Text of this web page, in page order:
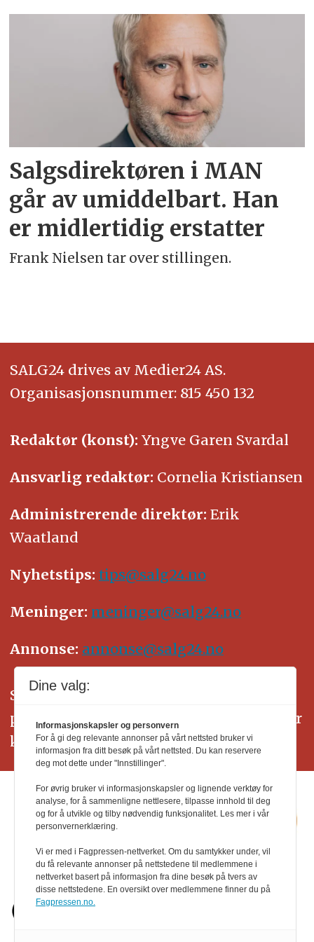
Emne:
Salgsdirektøren i MAN
går av umiddelbart. Han
er midlertidig erstatter
Frank Nielsen tar over stillingen.
SALG24 drives av Medier24 AS.
Organisasjonsnummer: 815 450 132
Redaktør (konst): Yngve Garen Svardal
Ansvarlig redaktør: Cornelia Kristiansen
Administrerende direktør: Erik
Waatland
Nyhetstips: tips@salg24.no
Meninger: meninger@salg24.no
Annonse: annonse@salg24.no
SALG24 arbeider etter Vær Varsom-
plakatens regler for god presseskikk. Her
kan du lese mer omPFUsarbeid.
Dine valg:
Informasjonskapsler og personvern
For å gi deg relevante annonser på vårt nettsted bruker vi
informasjon fra ditt besøk på vårt nettsted. Du kan reservere
deg mot dette under "Innstillinger".
For øvrig bruker vi informasjonskapsler og lignende verktøy for
analyse, for å sammenligne nettlesere, tilpasse innhold til deg
og for å utvikle og tilby nødvendig funksjonalitet. Les mer i vår
personvernerklæring.
Vi er med i Fagpressen-nettverket. Om du samtykker under, vil
du få relevante annonser på nettstedene til medlemmene i
nettverket basert på informasjon fra dine besøk på tvers av
disse nettstedene. En oversikt over medlemmene finner du på
Fagpressen.no.